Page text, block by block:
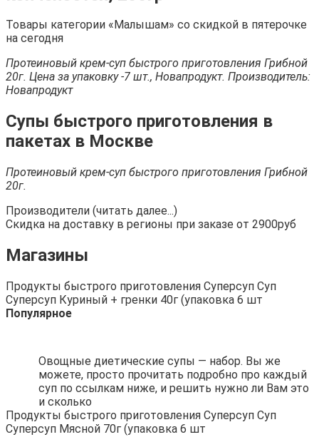
Товары категории «Малышам» со скидкой в пятерочке
на сегодня
Протеиновый крем-суп быстрого приготовления Грибной
20г. Цена за упаковку -7 шт., Новапродукт. Производитель:
Новапродукт
Супы быстрого приготовления в
пакетах в Москве
Протеиновый крем-суп быстрого приготовления Грибной
20г.
Производители (читать далее...)
Скидка на доставку в регионы при заказе от 2900руб
Магазины
Продукты быстрого приготовления Суперсуп Суп
Суперсуп Куриный + гренки 40г (упаковка 6 шт
Популярное
Овощные диетические супы — набор. Вы же
можете, просто прочитать подробно про каждый
суп по ссылкам ниже, и решить нужно ли Вам это
и сколько
Продукты быстрого приготовления Суперсуп Суп
Суперсуп Мясной 70г (упаковка 6 шт